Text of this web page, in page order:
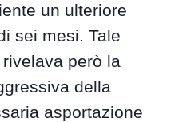
un ulteriore
sei mesi. Tale
però la
della
asportazione